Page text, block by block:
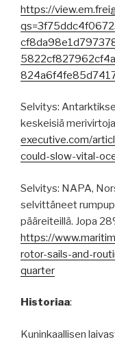
https://
Selvitys:
keskeisiä
executive.com/
could-slow-vital-
Selvitys: NAPA,
selvittäneet
pääreiteillä. Jopa
https://
rotor-sails-and-
quarter
Historiaa:
Kuninkaallisen